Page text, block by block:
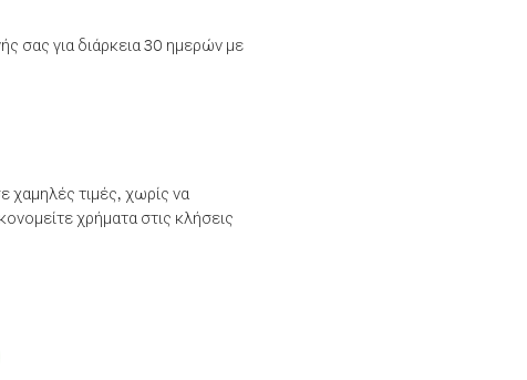
σας για διάρκεια 30 ημερών με
χαμηλές τιμές, χωρίς να
χρήματα στις κλήσεις